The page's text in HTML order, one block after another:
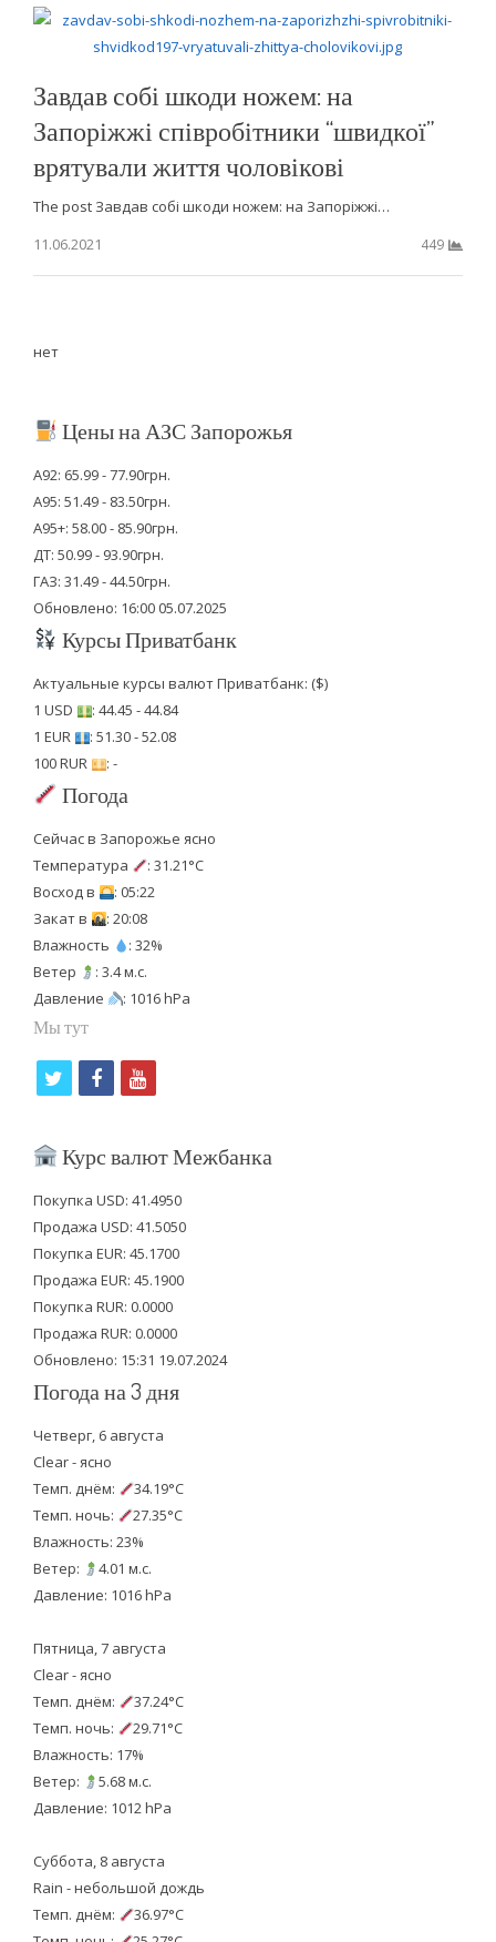
Завдав собі шкоди ножем: на
Запоріжжі співробітники “швидкої”
врятували життя чоловікові
The post Завдав собі шкоди ножем: на Запоріжжі…
11.06.2021
449
нет
Цены на АЗС Запорожья
А92: 65.99 - 77.90грн.
А95: 51.49 - 83.50грн.
А95+: 58.00 - 85.90грн.
ДТ: 50.99 - 93.90грн.
ГАЗ: 31.49 - 44.50грн.
Обновлено: 16:00 05.07.2025
Курсы Приватбанк
Актуальные курсы валют Приватбанк: ($)
1 USD
: 44.45 - 44.84
1 EUR
: 51.30 - 52.08
100 RUR
: -
Погода
Сейчас в Запорожье ясно
Температура
: 31.21°C
Восход в
: 05:22
Закат в
: 20:08
Влажность
: 32%
Ветер
: 3.4 м.с.
Давление
: 1016 hPa
Мы тут
i
t
e
r
f
c
b
o
o
k
y
u
u
b
e
Курс валют Межбанка
Покупка USD: 41.4950
Продажа USD: 41.5050
Покупка EUR: 45.1700
Продажа EUR: 45.1900
Покупка RUR: 0.0000
Продажа RUR: 0.0000
Обновлено: 15:31 19.07.2024
Погода на 3 дня
Четверг, 6 августа
Clear - ясно
Темп. днём:
34.19°C
Темп. ночь:
27.35°C
Влажность: 23%
Ветер:
4.01 м.с.
Давление: 1016 hPa
Пятница, 7 августа
Clear - ясно
Темп. днём:
37.24°C
Темп. ночь:
29.71°C
Влажность: 17%
Ветер:
5.68 м.с.
Давление: 1012 hPa
Суббота, 8 августа
Rain - небольшой дождь
Темп. днём:
36.97°C